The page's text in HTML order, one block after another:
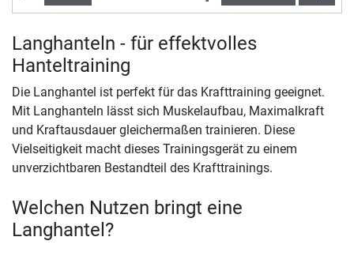
Langhanteln - für effektvolles
Hanteltraining
Die Langhantel ist perfekt für das Krafttraining geeignet.
Mit Langhanteln lässt sich Muskelaufbau, Maximalkraft
und Kraftausdauer gleichermaßen trainieren. Diese
Vielseitigkeit macht dieses Trainingsgerät zu einem
unverzichtbaren Bestandteil des Krafttrainings.
Welchen Nutzen bringt eine
Langhantel?